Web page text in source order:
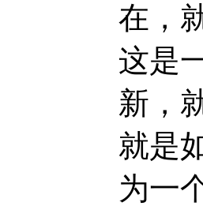
在，
这是
新，
就是
为一